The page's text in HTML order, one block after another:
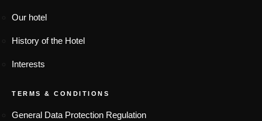
Our hotel
History of the Hotel
Interests
TERMS & CONDITIONS
General Data Protection Regulation